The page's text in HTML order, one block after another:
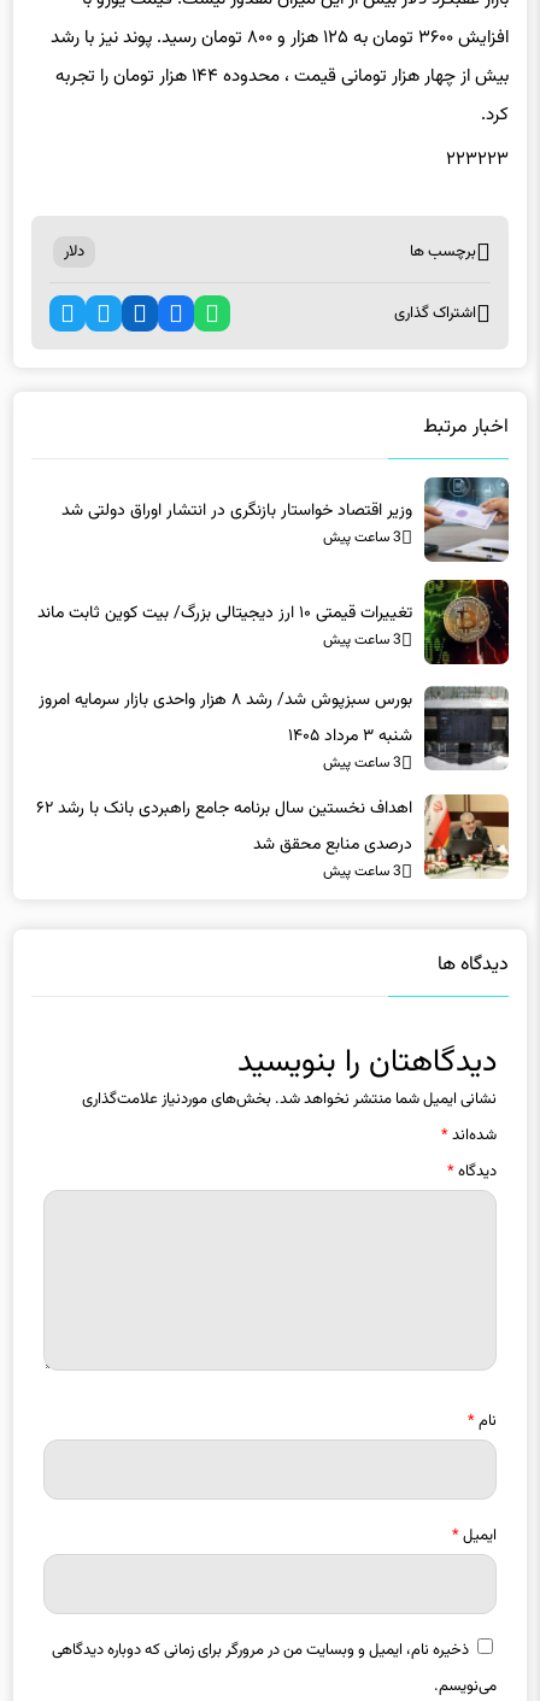
افزایش ۳۶۰۰ تومان به ۱۲۵ هزار و ۸۰۰ تومان رسید. پوند نیز با رشد
بیش از چهار هزار تومانی قیمت ، محدوده ۱۴۴ هزار تومان را تجربه
کرد.
۲۲۳۲۲۳
برچسب ها دلار
اشتراک گذاری
اخبار مرتبط
وزیر اقتصاد خواستار بازنگری در انتشار اوراق دولتی شد
3 ساعت پیش
تغییرات قیمتی ۱۰ ارز دیجیتالی بزرگ/ بیت کوین ثابت ماند
3 ساعت پیش
بورس سبزپوش شد/ رشد ۸ هزار واحدی بازار سرمایه امروز
شنبه ۳ مرداد ۱۴۰۵
3 ساعت پیش
اهداف نخستین سال برنامه جامع راهبردی بانک با رشد ۶۲
درصدی منابع محقق شد
3 ساعت پیش
دیدگاه ها
دیدگاهتان را بنویسید
نشانی ایمیل شما منتشر نخواهد شد. بخش‌های موردنیاز علامت‌گذاری
شده‌اند*
دیدگاه*
نام*
ایمیل*
ذخیره نام، ایمیل و وبسایت من در مرورگر برای زمانی که دوباره دیدگاهی
می‌نویسم.